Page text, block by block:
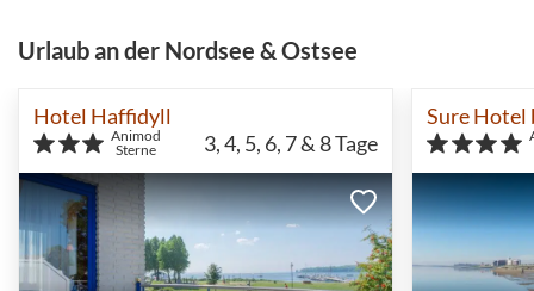
Urlaub an der Nordsee & Ostsee
Hotel Haffidyll
Animod
Sterne
3, 4, 5, 6, 7 & 8Tage